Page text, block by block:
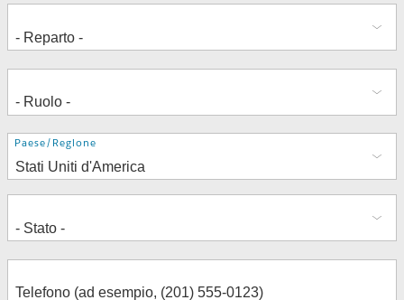
Indirizzo
Paese/Regione